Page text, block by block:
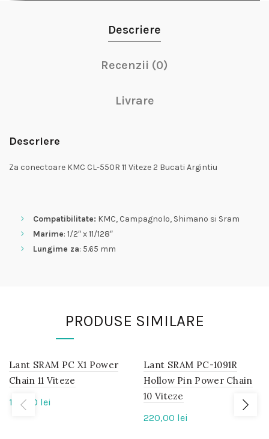
Descriere
Recenzii (0)
Livrare
Descriere
Za conectoare KMC CL-550R 11 Viteze 2 Bucati Argintiu
Compatibilitate: KMC, Campagnolo, Shimano si Sram
Marime: 1/2″ x 11/128″
Lungime za: 5.65 mm
PRODUSE SIMILARE
IN
STOC
Lant SRAM PC X1 Power
Chain 11 Viteze
169,00 lei
IN
STOC
Lant SRAM PC-1091R
Hollow Pin Power Chain
10 Viteze
220,00 lei